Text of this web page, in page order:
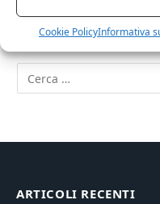
Cookie PolicyInformativa
RICERCA NEL SITO
ARTICOLI RECENTI